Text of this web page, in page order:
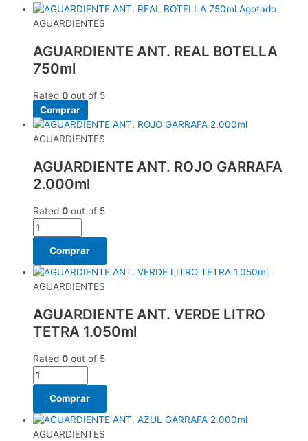
Agotado
AGUARDIENTES
AGUARDIENTE ANT. REAL BOTELLA
750ml
Rated 0 out of 5
Comprar
AGUARDIENTES
AGUARDIENTE ANT. ROJO GARRAFA
2.000ml
Rated 0 out of 5
Comprar
AGUARDIENTES
AGUARDIENTE ANT. VERDE LITRO
TETRA 1.050ml
Rated 0 out of 5
Comprar
AGUARDIENTES